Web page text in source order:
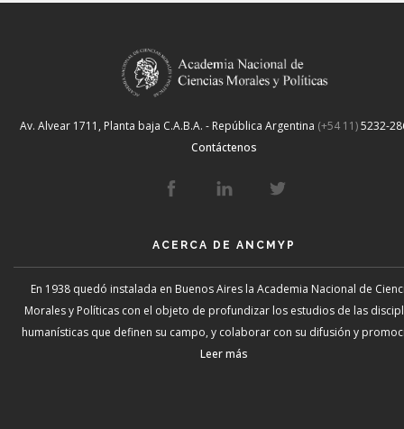
Av. Alvear 1711, Planta baja C.A.B.A. - República Argentina (+54 11)5232-
Contáctenos
ACERCA DE ANCMYP
En 1938 quedó instalada en Buenos Aires la Academia Nacional de
Morales y Políticas con el objeto de profundizar los estudios de las
humanísticas que definen su campo, y colaborar con su difusión y
Leer más